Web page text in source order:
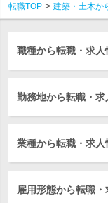
転職TOP 建築・土木か
職種から転職・求人
勤務地から転職・
業種から転職・求人
雇用形態から転職